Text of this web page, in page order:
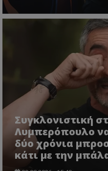
Συγκλονιστική
Λυμπερόπουλο
δύο χρόνια
κάτι με την